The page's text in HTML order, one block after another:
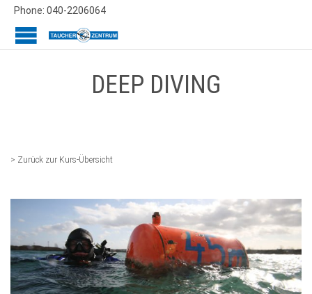
Phone: 040-2206064
DEEP DIVING
> Zurück zur Kurs-Übersicht